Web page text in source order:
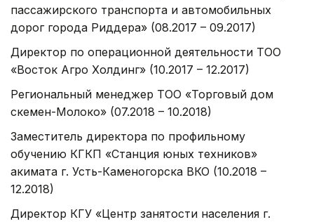
пассажирского транспорта и автомобильных
дорог города Риддера» (08.2017 – 09.2017)
Директор по операционной деятельности ТОО
«Восток Агро Холдинг» (10.2017 – 12.2017)
Региональный менеджер ТОО «Торговый дом
Өскемен-Молоко» (07.2018 – 10.2018)
Заместитель директора по профильному
обучению КГКП «Станция юных техников»
акимата г. Усть-Каменогорска ВКО (10.2018 –
12.2018)
Директор КГУ «Центр занятости населения г.